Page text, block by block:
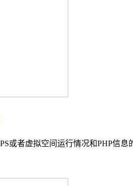
或者虚拟空间运行情况和PHP信